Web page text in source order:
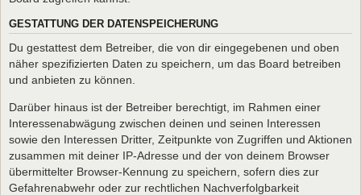
GESTATTUNG DER DATENSPEICHERUNG
Du gestattest dem Betreiber, die von dir eingegebenen und oben
näher spezifizierten Daten zu speichern, um das Board betreiben
und anbieten zu können.
Darüber hinaus ist der Betreiber berechtigt, im Rahmen einer
Interessenabwägung zwischen deinen und seinen Interessen
sowie den Interessen Dritter, Zeitpunkte von Zugriffen und Aktionen
zusammen mit deiner IP-Adresse und der von deinem Browser
übermittelter Browser-Kennung zu speichern, sofern dies zur
Gefahrenabwehr oder zur rechtlichen Nachverfolgbarkeit